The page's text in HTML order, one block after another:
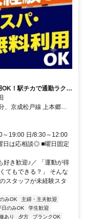
！駅チカで通勤ラクラ
京成松戸線 上本郷北
13分
～19:00 日/8:30～12:00
日は応相談◎ ■曜日固定
好き歓迎♪／ 「運動が得
てもできる？」 そんな
スタッフが未経験スタ
みOK
主婦・主夫歓迎
日のみOK
学生歓迎
あり 夕方 ブランクOK